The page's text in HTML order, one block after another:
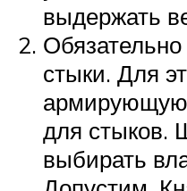
выдержать
стыки. Для
армирующую
для стыков.
выбирать